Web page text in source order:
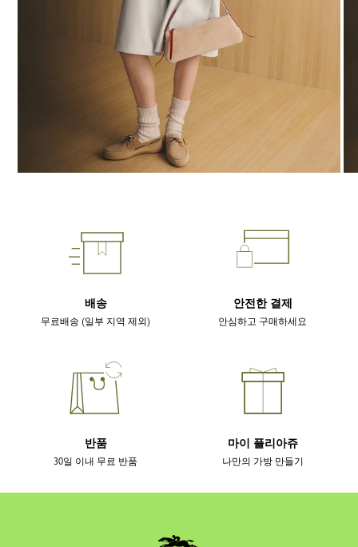
배송
무료배송 (일부 지역 제외)
안전한 결제
안심하고 구매하세요
반품
30일 이내 무료 반품
마이 플리아쥬
나만의 가방 만들기